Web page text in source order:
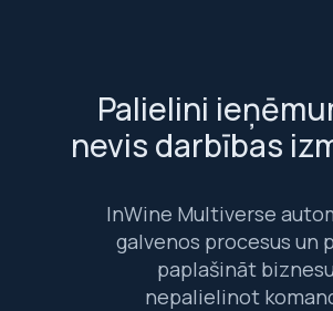
Palielini
nevis darbības
InWine Multiverse
galvenos procesus un
paplašināt
nepalielinot